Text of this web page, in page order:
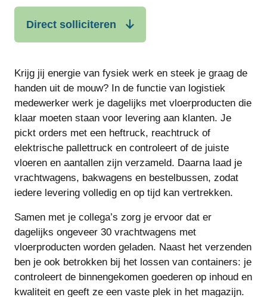
Direct solliciteren
Krijg jij energie van fysiek werk en steek je graag de
handen uit de mouw? In de functie van logistiek
medewerker werk je dagelijks met vloerproducten die
klaar moeten staan voor levering aan klanten. Je
pickt orders met een heftruck, reachtruck of
elektrische pallettruck en controleert of de juiste
vloeren en aantallen zijn verzameld. Daarna laad je
vrachtwagens, bakwagens en bestelbussen, zodat
iedere levering volledig en op tijd kan vertrekken.
Samen met je collega’s zorg je ervoor dat er
dagelijks ongeveer 30 vrachtwagens met
vloerproducten worden geladen. Naast het verzenden
ben je ook betrokken bij het lossen van containers: je
controleert de binnengekomen goederen op inhoud en
kwaliteit en geeft ze een vaste plek in het magazijn.